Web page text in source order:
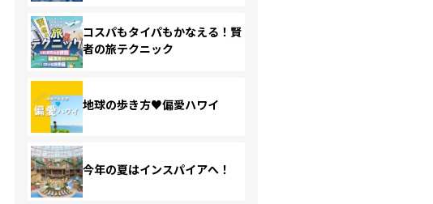
コスパもタイパもかなえる！賢
者の旅テクニック
地球の歩き方♥偏愛ハワイ
今年の夏はインスパイアへ！